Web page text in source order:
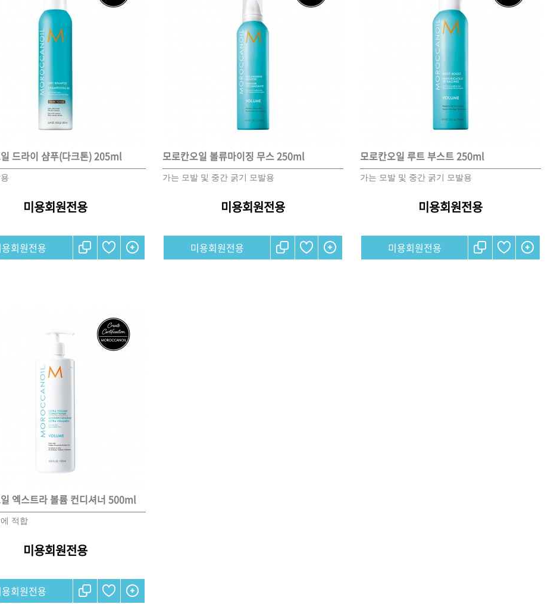
모로칸오일 하이드레이팅 스
타일링 크림 300ml
미용회원전용
ATS 스타일뮤즈 샤이니 홀딩
MOISTURE NO FRIZZ
컨디셔너
이벤트 살롱온리 체험단 상품후기
헤어 레시피 헤어 스튜디오
우수회원 혜택 미용회원 혜택 포인트
드라이 샴푸(다크톤) 205ml
미용회원전용
회원전용
모로칸오일 볼류마이징 무스 250ml
가는 모발 및 중간 굵기 모발용
미용회원전용
미용회원전용
모로칸오일 루트 부스트 250ml
가는 모발 및 중간 굵기 모발용
미용회원전용
미용회원전용
엑스트라 볼륨 컨디셔너 500ml
적합
미용회원전용
회원전용